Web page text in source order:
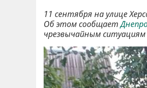
11 сентября на улице
Об этом сообщает
чрезвычайным